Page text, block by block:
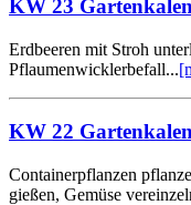
KW 23
Erdbeeren mit Stroh
Pflaumenwicklerbefall...
KW 22
Containerpflanzen
gießen, Gemüse